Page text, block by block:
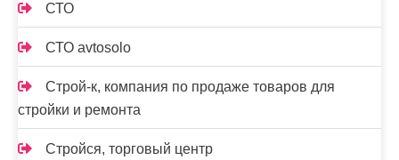
СТО
СТО avtosolo
Строй-к, компания по продаже товаров для
стройки и ремонта
Стройся, торговый центр